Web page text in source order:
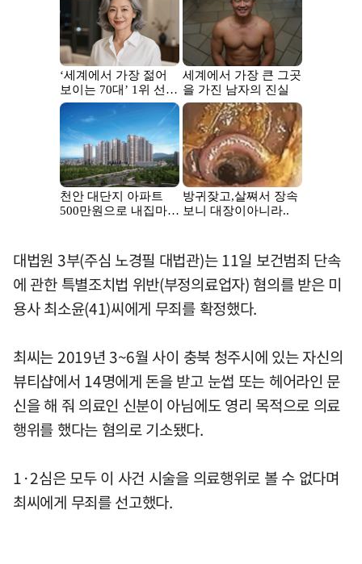
대법원 3부(주심 노경필 대법관)는 11일 보건범죄 단속
에 관한 특별조치법 위반(부정의료업자) 혐의를 받은 미
용사 최소윤(41)씨에게 무죄를 확정했다.
최씨는 2019년 3~6월 사이 충북 청주시에 있는 자신의
뷰티샵에서 14명에게 돈을 받고 눈썹 또는 헤어라인 문
신을 해 줘 의료인 신분이 아님에도 영리 목적으로 의료
행위를 했다는 혐의로 기소됐다.
1·2심은 모두 이 사건 시술을 의료행위로 볼 수 없다며
최씨에게 무죄를 선고했다.